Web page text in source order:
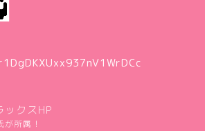
ックスHP
所属！